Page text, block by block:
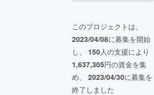
このプロジェクトは、
2023/04/08に募集を開始
し、 150人の支援により
1,637,305円の資金を集
め、 2023/04/30に募集を
終了しました